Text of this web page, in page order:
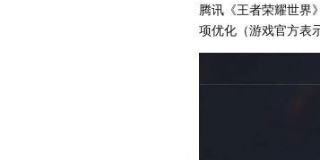
腾讯《王者荣耀世界
项优化（游戏官方表